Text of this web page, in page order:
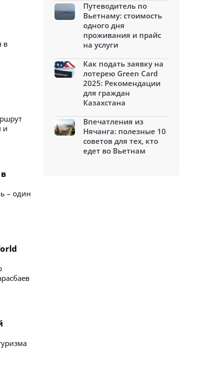
в
и
– один
Путеводитель по
Вьетнаму: стоимость
одного дня
проживания и прайс
на услуги
Как подать заявку на
лотерею Green Card
2025: Рекомендации
для граждан
Казахстана
Впечатления из
Нячанга: полезные 10
советов для тех, кто
едет во Вьетнам